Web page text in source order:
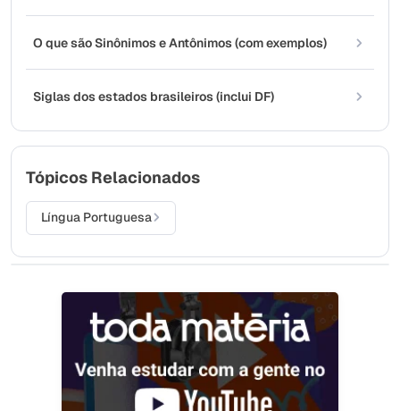
O que são Sinônimos e Antônimos (com exemplos)
Siglas dos estados brasileiros (inclui DF)
Tópicos Relacionados
Língua Portuguesa